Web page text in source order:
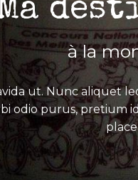
à la
ut. Nunc aliquet
odio purus, pretium